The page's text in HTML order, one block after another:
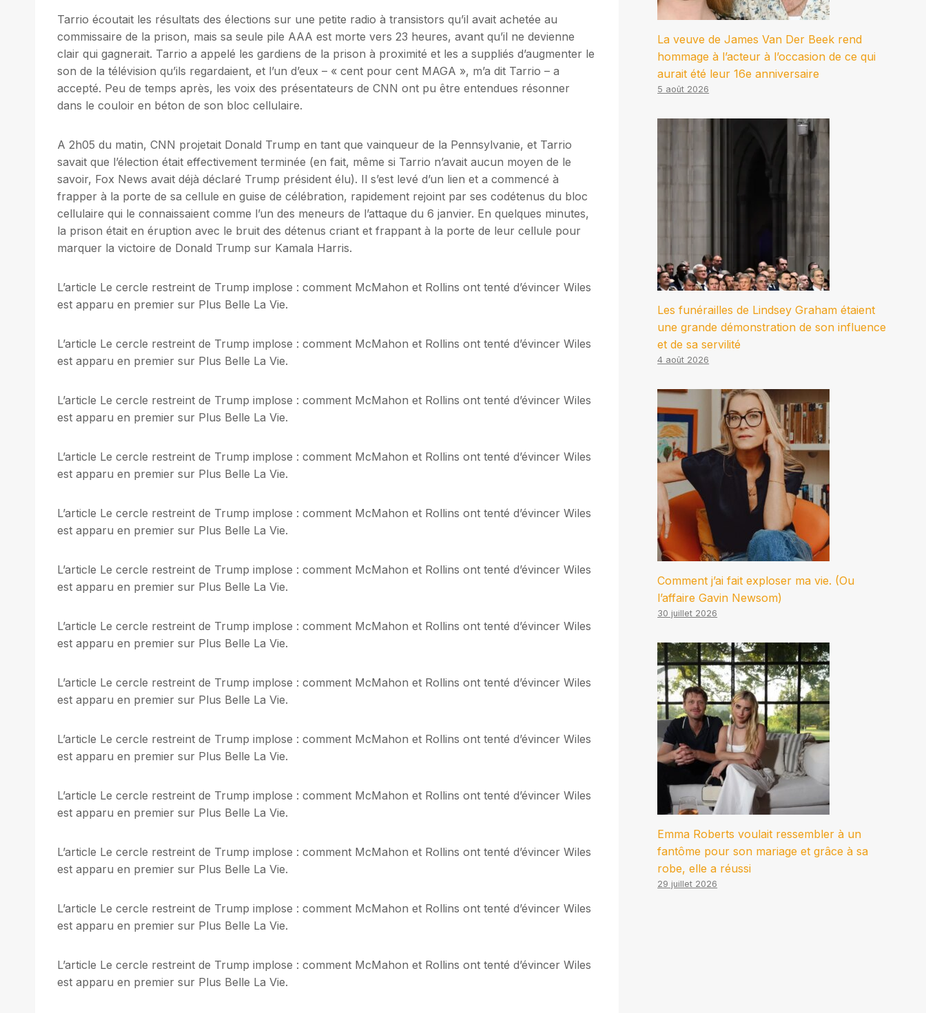
Tarrio écoutait les résultats des élections sur une petite radio à transistors qu’il avait achetée au
commissaire de la prison, mais sa seule pile AAA est morte vers 23 heures, avant qu’il ne devienne
clair qui gagnerait. Tarrio a appelé les gardiens de la prison à proximité et les a suppliés d’augmenter le
son de la télévision qu’ils regardaient, et l’un d’eux – « cent pour cent MAGA », m’a dit Tarrio – a
accepté. Peu de temps après, les voix des présentateurs de CNN ont pu être entendues résonner
dans le couloir en béton de son bloc cellulaire.
A 2h05 du matin, CNN projetait Donald Trump en tant que vainqueur de la Pennsylvanie, et Tarrio
savait que l’élection était effectivement terminée (en fait, même si Tarrio n’avait aucun moyen de le
savoir, Fox News avait déjà déclaré Trump président élu). Il s’est levé d’un lien et a commencé à
frapper à la porte de sa cellule en guise de célébration, rapidement rejoint par ses codétenus du bloc
cellulaire qui le connaissaient comme l’un des meneurs de l’attaque du 6 janvier. En quelques minutes,
la prison était en éruption avec le bruit des détenus criant et frappant à la porte de leur cellule pour
marquer la victoire de Donald Trump sur Kamala Harris.
L’article Le cercle restreint de Trump implose : comment McMahon et Rollins ont tenté d’évincer Wiles
est apparu en premier sur Plus Belle La Vie.
L’article Le cercle restreint de Trump implose : comment McMahon et Rollins ont tenté d’évincer Wiles
est apparu en premier sur Plus Belle La Vie.
L’article Le cercle restreint de Trump implose : comment McMahon et Rollins ont tenté d’évincer Wiles
est apparu en premier sur Plus Belle La Vie.
L’article Le cercle restreint de Trump implose : comment McMahon et Rollins ont tenté d’évincer Wiles
est apparu en premier sur Plus Belle La Vie.
L’article Le cercle restreint de Trump implose : comment McMahon et Rollins ont tenté d’évincer Wiles
est apparu en premier sur Plus Belle La Vie.
L’article Le cercle restreint de Trump implose : comment McMahon et Rollins ont tenté d’évincer Wiles
est apparu en premier sur Plus Belle La Vie.
L’article Le cercle restreint de Trump implose : comment McMahon et Rollins ont tenté d’évincer Wiles
est apparu en premier sur Plus Belle La Vie.
L’article Le cercle restreint de Trump implose : comment McMahon et Rollins ont tenté d’évincer Wiles
est apparu en premier sur Plus Belle La Vie.
L’article Le cercle restreint de Trump implose : comment McMahon et Rollins ont tenté d’évincer Wiles
est apparu en premier sur Plus Belle La Vie.
L’article Le cercle restreint de Trump implose : comment McMahon et Rollins ont tenté d’évincer Wiles
est apparu en premier sur Plus Belle La Vie.
L’article Le cercle restreint de Trump implose : comment McMahon et Rollins ont tenté d’évincer Wiles
est apparu en premier sur Plus Belle La Vie.
L’article Le cercle restreint de Trump implose : comment McMahon et Rollins ont tenté d’évincer Wiles
est apparu en premier sur Plus Belle La Vie.
L’article Le cercle restreint de Trump implose : comment McMahon et Rollins ont tenté d’évincer Wiles
est apparu en premier sur Plus Belle La Vie.
La veuve de James Van Der Beek rend
hommage à l’acteur à l’occasion de ce qui
aurait été leur 16e anniversaire
5 août 2026
Les funérailles de Lindsey Graham étaient
une grande démonstration de son influence
et de sa servilité
4 août 2026
Comment j’ai fait exploser ma vie. (Ou
l’affaire Gavin Newsom)
30 juillet 2026
Emma Roberts voulait ressembler à un
fantôme pour son mariage et grâce à sa
robe, elle a réussi
29 juillet 2026